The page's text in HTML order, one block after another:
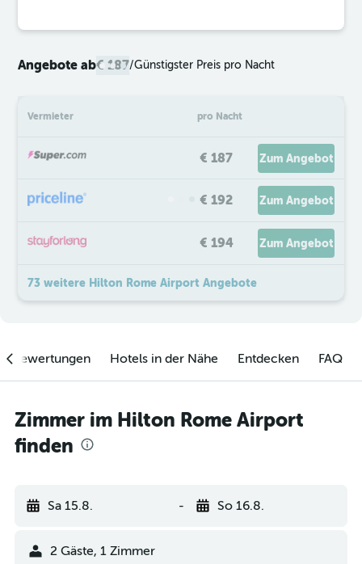
Angebote ab€ 187/Günstigster Preis pro Nacht
Vermieter pro Nacht
€ 187 Zum Angebot
€ 192 Zum Angebot
€ 194 Zum Angebot
73 weitere Hilton Rome Airport Angebote
Hotels in der Nähe Entdecken FAQ
Zimmer im Hilton Rome Airport
finden
Sa 15.8. - So 16.8.
2 Gäste, 1 Zimmer